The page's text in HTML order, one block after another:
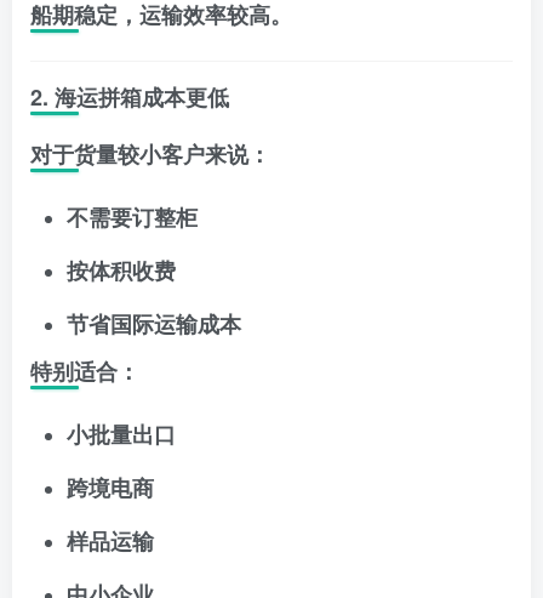
船期稳定，运输效率较高。
2. 海运拼箱成本更低
对于货量较小客户来说：
不需要订整柜
按体积收费
节省国际运输成本
特别适合：
小批量出口
跨境电商
样品运输